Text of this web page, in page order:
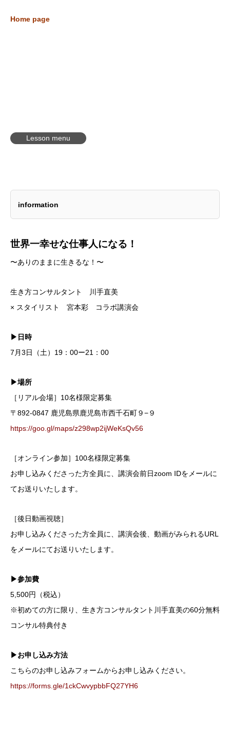
Home page
Lesson menu
information
世界一幸せな仕事人になる！
〜ありのままに生きるな！〜
生き方コンサルタント 川手直美
× スタイリスト 宮本彩 コラボ講演会
▶︎日時
7月3日（土）19：00ー21：00
▶︎場所
［リアル会場］10名様限定募集
〒892-0847 鹿児島県鹿児島市西千石町９−９
https://goo.gl/maps/z298wp2ijWeKsQv56
［オンライン参加］100名様限定募集
お申し込みくださった方全員に、講演会前日zoom IDをメールに
てお送りいたします。
［後日動画視聴］
お申し込みくださった方全員に、講演会後、動画がみられるURL
をメールにてお送りいたします。
▶︎参加費
5,500円（税込）
※初めての方に限り、生き方コンサルタント川手直美の60分無料
コンサル特典付き
▶︎お申し込み方法
こちらのお申し込みフォームからお申し込みください。
https://forms.gle/1ckCwvypbbFQ27YH6